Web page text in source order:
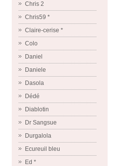
Chris 2
Chris59 *
Claire-cerise *
Colo
Daniel
Daniele
Dasola
Dédé
Diablotin
Dr Sangsue
Durgalola
Ecureuil bleu
Ed *